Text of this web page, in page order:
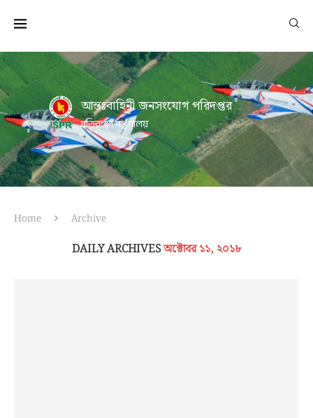
আন্তঃবাহিনী জনসংযোগ পরিদপ্তর
প্রতিরক্ষা মন্ত্রণালয়
Home Archive
DAILY ARCHIVESঅক্টোবর ১১, ২০১৮